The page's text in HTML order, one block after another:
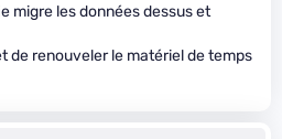
migre les données dessus et
de renouveler le matériel de temps